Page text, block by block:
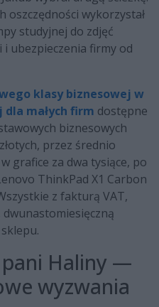
oszczędności wykorzystał
studyjnej do zdjęć
ubezpieczenia firmy od
klasy biznesowej w
małych firm dostępne
biznesowych
przez średnio
grafice za dwa tysiące, po
ThinkPad X1 Carbon
z fakturą VAT,
Haliny —
wyzwania